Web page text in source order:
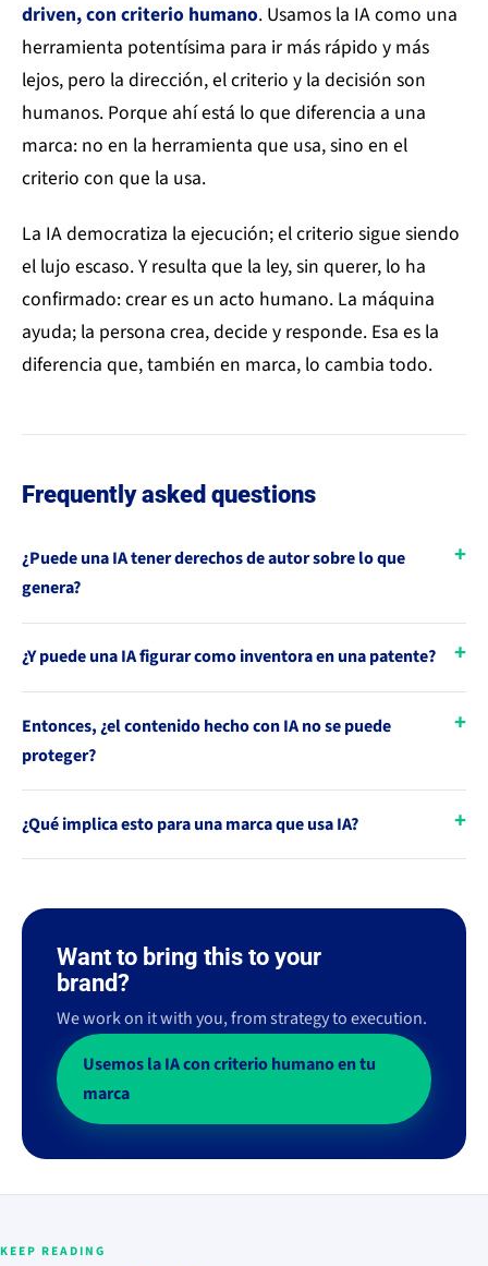
driven, con criterio humano. Usamos la IA como una
herramienta potentísima para ir más rápido y más
lejos, pero la dirección, el criterio y la decisión son
humanos. Porque ahí está lo que diferencia a una
marca: no en la herramienta que usa, sino en el
criterio con que la usa.
La IA democratiza la ejecución; el criterio sigue siendo
el lujo escaso. Y resulta que la ley, sin querer, lo ha
confirmado: crear es un acto humano. La máquina
ayuda; la persona crea, decide y responde. Esa es la
diferencia que, también en marca, lo cambia todo.
Frequently asked questions
¿Puede una IA tener derechos de autor sobre lo que
genera?
¿Y puede una IA figurar como inventora en una patente?
Entonces, ¿el contenido hecho con IA no se puede
proteger?
¿Qué implica esto para una marca que usa IA?
Want to bring this to your
brand?
We work on it with you, from strategy to execution.
Usemos la IA con criterio humano en tu
marca
KEEP READING